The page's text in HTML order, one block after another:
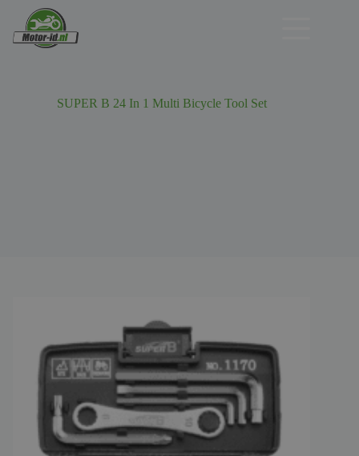
SUPER B 24 In 1 Multi Bicycle Tool Set